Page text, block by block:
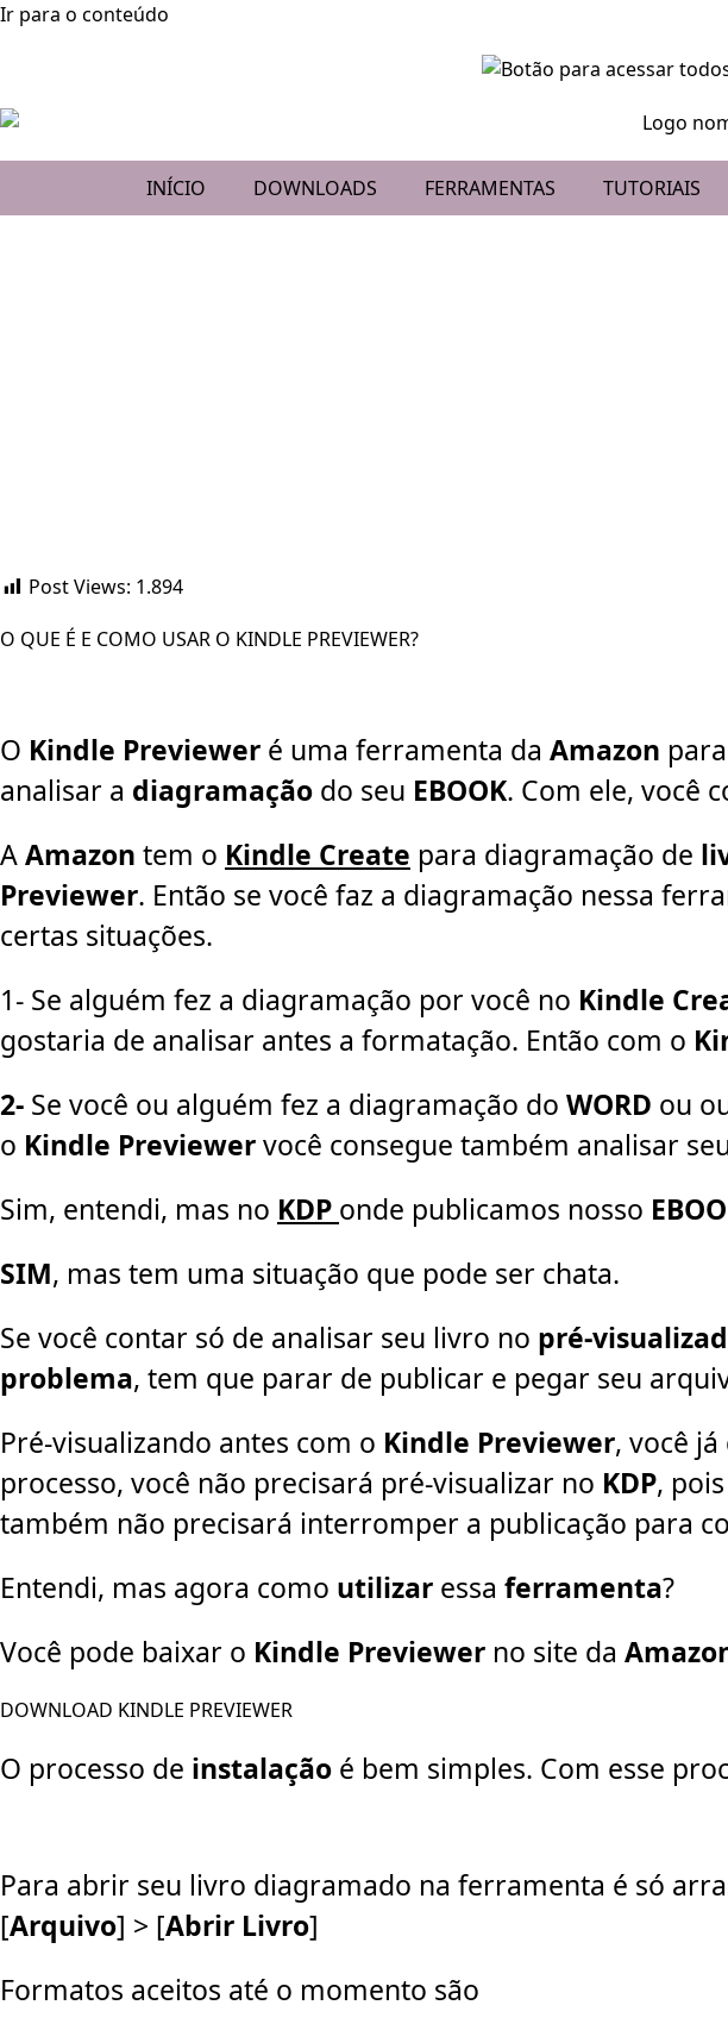
Ir para o conteúdo
INÍCIO DOWNLOADS FERRAMENTAS TUTORIAIS
Post Views: 1.894
O QUE É E COMO USAR O KINDLE PREVIEWER?
O Kindle Previewer é uma ferramenta da Amazon
analisar a diagramação do seu EBOOK. Com ele, você
AAmazon tem o Kindle Create para diagramação de
Previewer. Então se você faz a diagramação nessa
certas situações.
1- Se alguém fez a diagramação por você no Kindle
gostaria de analisar antes a formatação. Então com o
2- Se você ou alguém fez a diagramação do WORD ou
o Kindle Previewervocê consegue também analisar
Sim, entendi, mas no KDP onde publicamos nosso
SIM, mas tem uma situação que pode ser chata.
Se você contar só de analisar seu livro no pré-
problema, tem que parar de publicar e pegar seu
Pré-visualizando antes com o Kindle Previewer, você
processo, você não precisará pré-visualizar no KDP,
também não precisará interromper a publicação para
Entendi, mas agora como utilizar essa ferramenta?
Você pode baixar o Kindle Previewer no site da
DOWNLOAD KINDLE PREVIEWER
O processo de instalação é bem simples. Com esse
Para abrir seu livro diagramado na ferramenta é só
[Arquivo] > [Abrir Livro]
Formatos aceitos até o momento são